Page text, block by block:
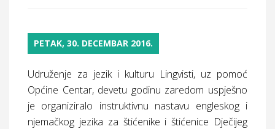
PETAK, 30. DECEMBAR 2016.
Udruženje za jezik i kulturu Lingvisti, uz pomoć
Općine Centar, devetu godinu zaredom uspješno
je organiziralo instruktivnu nastavu engleskog i
njemačkog jezika za štićenike i štićenice Dječijeg